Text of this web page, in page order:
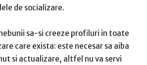
de socializare.
sa-si creeze profiluri in toate
care exista: este necesar sa aiba
si actualizare, altfel nu va servi